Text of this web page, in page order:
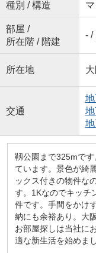
種別 / 構造
部屋 /
所在階 / 階建
- /
所在地
交通
靱公園まで325mで
ています。景色が綺
ックス付きの物件な
す。1Kなのでキッチ
件です。手間をかけ
納にも余裕あり。大
お部屋探しは当社に
適な新生活を始めまし